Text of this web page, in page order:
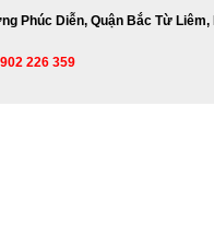
Phúc Diễn, Quận Bắc Từ Liêm,
226 359